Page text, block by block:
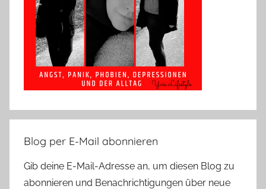
Blog per E-Mail abonnieren
Gib deine E-Mail-Adresse an, um diesen Blog zu
abonnieren und Benachrichtigungen über neue